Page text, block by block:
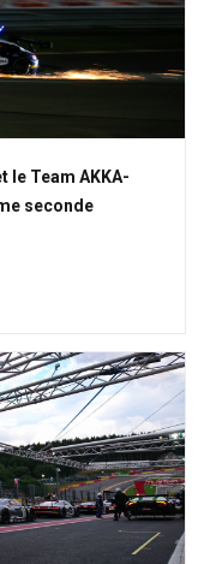
le Team AKKA-
seconde